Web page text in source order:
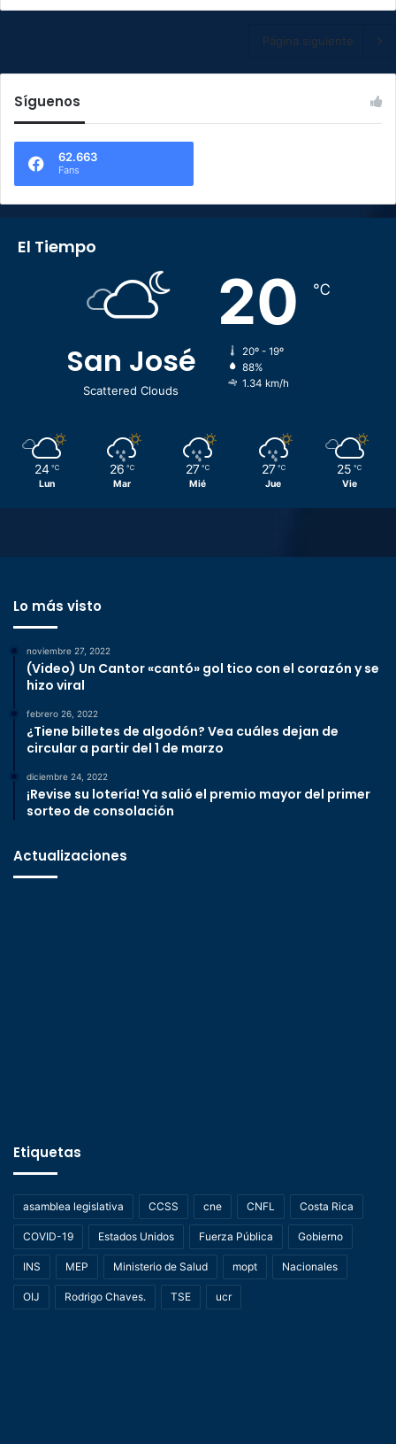
Página siguiente
Síguenos
62.663
Fans
El Tiempo
San José
Scattered Clouds
20 ℃
20º - 19º
88%
1.34 km/h
24 ℃
Lun
26 ℃
Mar
27 ℃
Mié
27 ℃
Jue
25 ℃
Vie
Lo más visto
noviembre 27, 2022
(Video) Un Cantor «cantó» gol tico con el corazón y se
hizo viral
febrero 26, 2022
¿Tiene billetes de algodón? Vea cuáles dejan de
circular a partir del 1 de marzo
diciembre 24, 2022
¡Revise su lotería! Ya salió el premio mayor del primer
sorteo de consolación
Actualizaciones
Etiquetas
asamblea legislativa CCSS cne CNFL Costa Rica
COVID-19 Estados Unidos Fuerza Pública Gobierno
INS MEP Ministerio de Salud mopt Nacionales
OIJ Rodrigo Chaves. TSE ucr